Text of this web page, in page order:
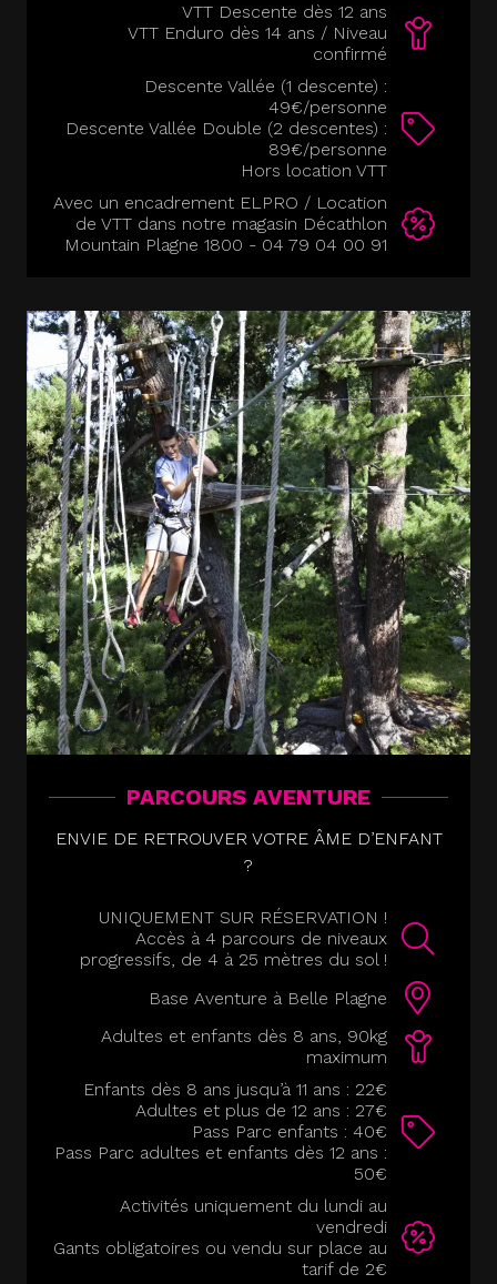
VTT Descente dès 12 ans
VTT Enduro dès 14 ans / Niveau
confirmé
Descente Vallée (1 descente) :
49€/personne
Descente Vallée Double (2 descentes) :
89€/personne
Hors location VTT
Avec un encadrement ELPRO / Location
de VTT dans notre magasin Décathlon
Mountain Plagne 1800 - 04 79 04 00 91
PARCOURS AVENTURE
ENVIE DE RETROUVER VOTRE ÂME D’ENFANT
?
UNIQUEMENT SUR RÉSERVATION !
Accès à 4 parcours de niveaux
progressifs, de 4 à 25 mètres du sol !
Base Aventure à Belle Plagne
Adultes et enfants dès 8 ans, 90kg
maximum
Enfants dès 8 ans jusqu’à 11 ans : 22€
Adultes et plus de 12 ans : 27€
Pass Parc enfants : 40€
Pass Parc adultes et enfants dès 12 ans :
50€
Activités uniquement du lundi au
vendredi
Gants obligatoires ou vendu sur place au
tarif de 2€